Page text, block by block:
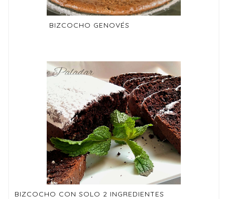
BIZCOCHO GENOVÉS
BIZCOCHO CON SOLO 2 INGREDIENTES